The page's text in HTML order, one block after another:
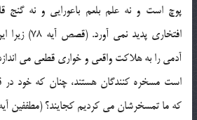
پوچ است و نه علم بلعم باعورايي و نه گنج
افتخاري پديد
آدمي را به هلاكت واقعي و خواري قطعي مي
است مسخره كنندگان هستند، چنان كه خود در
كه ما تمسخرشان مي كرديم كجايند؟ (مطففين آيه 29 تا